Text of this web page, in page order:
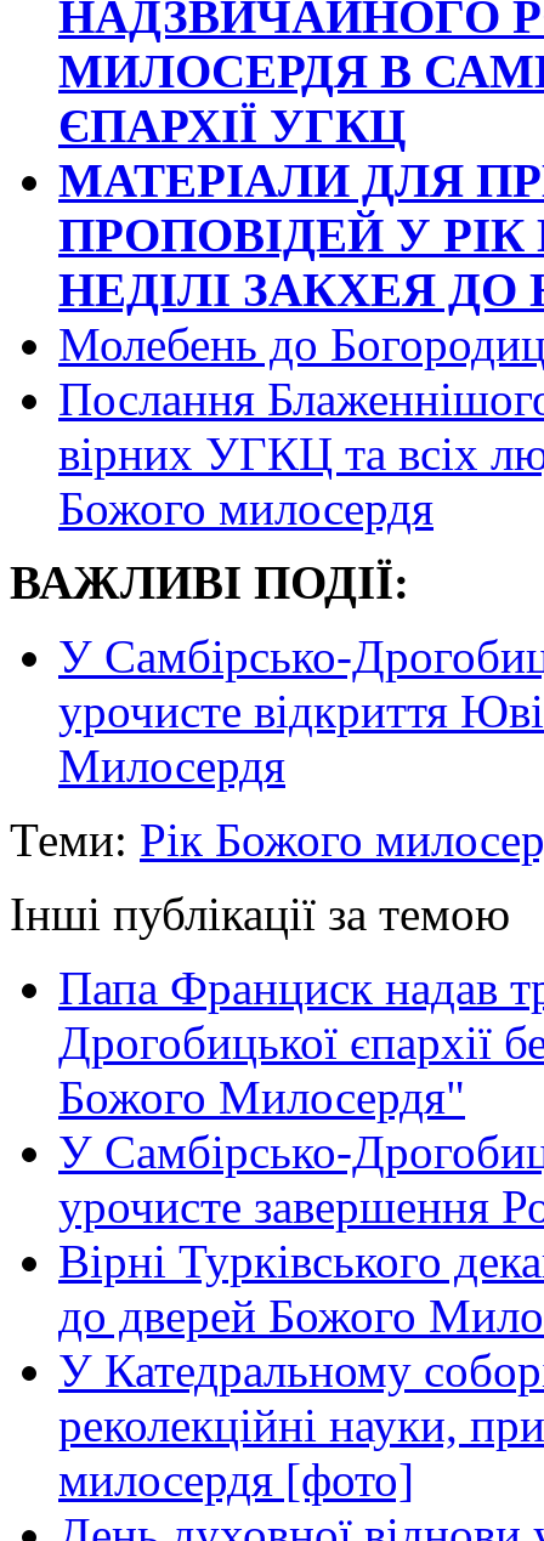
НАДЗВИЧАЙНОГО
МИЛОСЕРДЯ В
ЄПАРХІЇ УГКЦ
МАТЕРІАЛИ ДЛЯ
ПРОПОВІДЕЙ У
НЕДІЛІ ЗАКХЕЯ ДО
Молебень до
Послання
вірних УГКЦ та всіх
Божого милосердя
ВАЖЛИВІ ПОДІЇ:
У Самбірсько-
урочисте відкриття
Милосердя
Теми: Рік Божого
Інші публікації за темою
Папа Франциск надав
Дрогобицької єпархії
Божого Милосердя"
У Самбірсько-
урочисте завершення
Вірні Турківського
до дверей Божого
У Катедральному
реколекційні науки,
милосердя [фото]